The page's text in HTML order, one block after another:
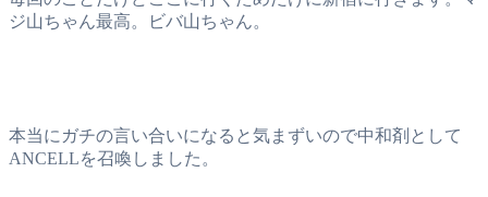
ジ山ちゃん最高。ビバ山ちゃん。
本当にガチの言い合いになると気まずいので中和剤として
ANCELLを召喚しました。